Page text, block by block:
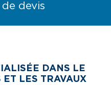
devis
DANS LE
ET LES TRAVAUX